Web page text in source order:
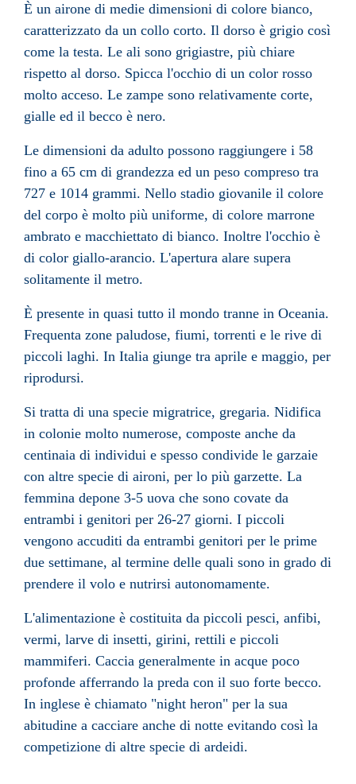
È un airone di medie dimensioni di colore bianco,
caratterizzato da un collo corto. Il dorso è grigio così
come la testa. Le ali sono grigiastre, più chiare
rispetto al dorso. Spicca l'occhio di un color rosso
molto acceso. Le zampe sono relativamente corte,
gialle ed il becco è nero.
Le dimensioni da adulto possono raggiungere i 58
fino a 65 cm di grandezza ed un peso compreso tra
727 e 1014 grammi. Nello stadio giovanile il colore
del corpo è molto più uniforme, di colore marrone
ambrato e macchiettato di bianco. Inoltre l'occhio è
di color giallo-arancio. L'apertura alare supera
solitamente il metro.
È presente in quasi tutto il mondo tranne in Oceania.
Frequenta zone paludose, fiumi, torrenti e le rive di
piccoli laghi. In Italia giunge tra aprile e maggio, per
riprodursi.
Si tratta di una specie migratrice, gregaria. Nidifica
in colonie molto numerose, composte anche da
centinaia di individui e spesso condivide le garzaie
con altre specie di aironi, per lo più garzette. La
femmina depone 3-5 uova che sono covate da
entrambi i genitori per 26-27 giorni. I piccoli
vengono accuditi da entrambi genitori per le prime
due settimane, al termine delle quali sono in grado di
prendere il volo e nutrirsi autonomamente.
L'alimentazione è costituita da piccoli pesci, anfibi,
vermi, larve di insetti, girini, rettili e piccoli
mammiferi. Caccia generalmente in acque poco
profonde afferrando la preda con il suo forte becco.
In inglese è chiamato "night heron" per la sua
abitudine a cacciare anche di notte evitando così la
competizione di altre specie di ardeidi.